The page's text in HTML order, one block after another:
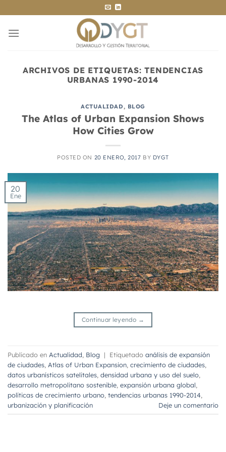
al
contenido
ARCHIVOS DE ETIQUETAS:TENDENCIAS
URBANAS 1990-2014
ACTUALIDAD, BLOG
The Atlas of Urban Expansion Shows
How Cities Grow
POSTED ON 20 ENERO, 2017 BY DYGT
20
Ene
Continuar leyendo →
Publicado en Actualidad Blog | Etiquetado análisis de expansión
de ciudades Atlas of Urban Expansion crecimiento de ciudades
datos urbanísticos satelitales densidad urbana y uso del suelo
desarrollo metropolitano sostenible expansión urbana global
políticas de crecimiento urbano tendencias urbanas 1990-2014
urbanización y planificación
Deje un comentario